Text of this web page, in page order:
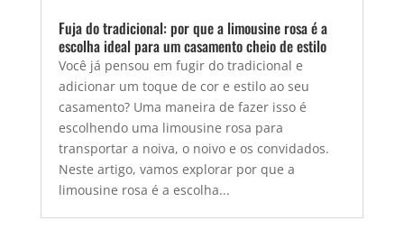
Fuja do tradicional: por que a limousine rosa é a
escolha ideal para um casamento cheio de estilo
Você já pensou em fugir do tradicional e
adicionar um toque de cor e estilo ao seu
casamento? Uma maneira de fazer isso é
escolhendo uma limousine rosa para
transportar a noiva, o noivo e os convidados.
Neste artigo, vamos explorar por que a
limousine rosa é a escolha...